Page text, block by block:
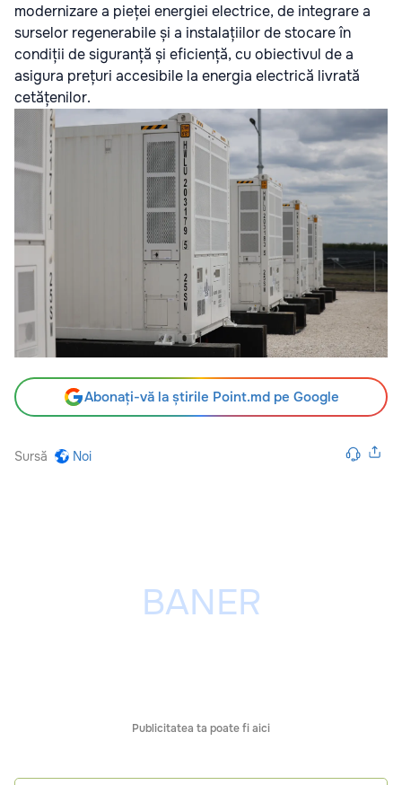
modernizare a pieței energiei electrice, de integrare a
surselor regenerabile și a instalațiilor de stocare în
condiții de siguranță și eficiență, cu obiectivul de a
asigura prețuri accesibile la energia electrică livrată
cetățenilor.
Abonați-vă la știrile Point.md pe Google
Sursă Noi
Publicitatea ta poate fi aici